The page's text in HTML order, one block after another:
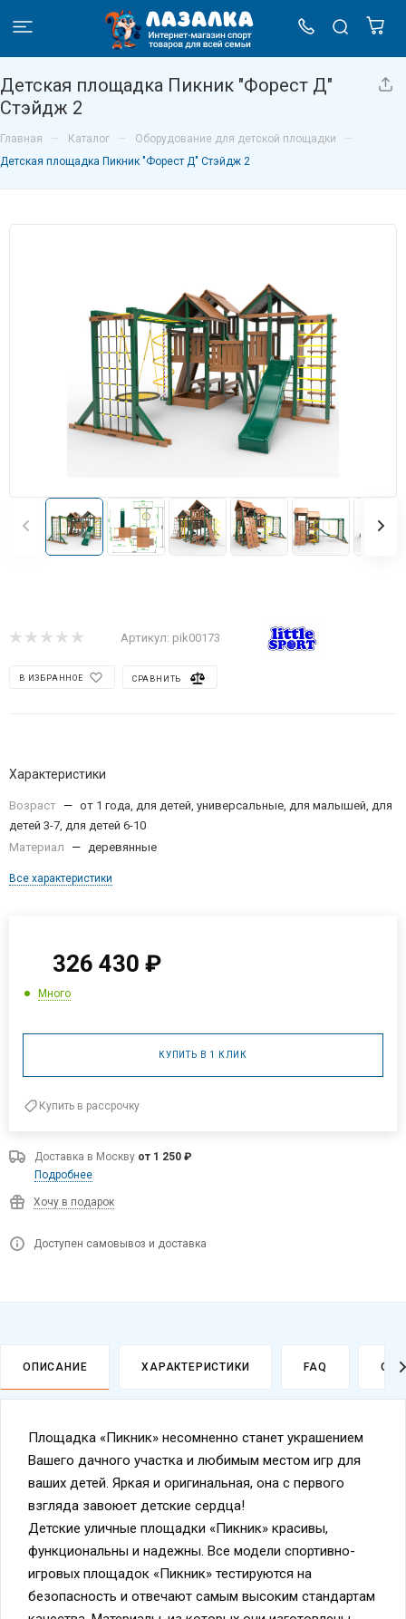
Детская площадка Пикник "Форест Д"
Стэйдж 2
Главная – Каталог – Оборудование для детской площадки –
Детская площадка Пикник "Форест Д" Стэйдж 2
Артикул: pik00173
В ИЗБРАННОЕ СРАВНИТЬ
Характеристики
Возраст — от 1 года, для детей, универсальные, для малышей, для
детей 3-7, для детей 6-10
Материал
— деревянные
Все характеристики
326 430 ₽
Много
КУПИТЬ В 1 КЛИК
Купить в рассрочку
Доставка в Москву от 1 250 ₽
Подробнее
Хочу в подарок
Доступен самовывоз и доставка
ОПИСАНИЕ ХАРАКТЕРИСТИКИ FAQ
Площадка «Пикник» несомненно станет украшением
Вашего дачного участка и любимым местом игр для
ваших детей. Яркая и оригинальная, она с первого
взгляда завоюет детские сердца!
Детские уличные площадки «Пикник» красивы,
функциональны и надежны. Все модели спортивно-
игровых площадок «Пикник» тестируются на
безопасность и отвечают самым высоким стандартам